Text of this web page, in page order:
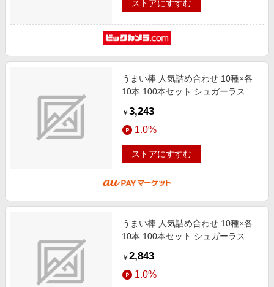
旅行・レジャー・ホテル予約
金融・マネー・保険
デジタルコンテンツ
ビジネス・その他サービス
わくわく夏特集
とことん買い物チャレンジ
Samsung ボーナスキャンペーン
週末の高還元 夏の長期版
ストアにすすむ
うまい棒 人気詰め合わせ 10種×各
10本 100本セット シュガーラスク
チーズ味・めんたい味・エビマ
￥ 3,243
1.0%
ストアにすすむ
うまい棒 人気詰め合わせ 10種×各
10本 100本セット シュガーラスク
チーズ味・めんたい味・エビマ
￥ 2,843
1.0%